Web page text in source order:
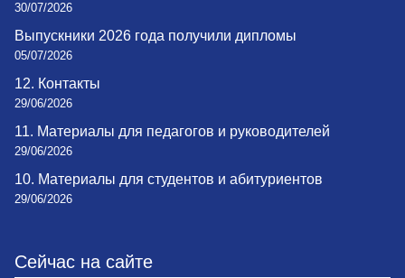
30/07/2026
Выпускники 2026 года получили дипломы
05/07/2026
12. Контакты
29/06/2026
11. Материалы для педагогов и руководителей
29/06/2026
10. Материалы для студентов и абитуриентов
29/06/2026
Сейчас на сайте